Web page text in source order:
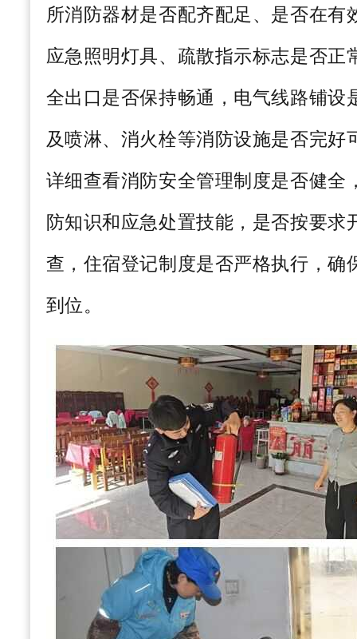
所消防器材是否配齐配足、是否在有
应急照明灯具、疏散指示标志是否正
全出口是否保持畅通，电气线路铺设
及喷淋、消火栓等消防设施是否完好
详细查看消防安全管理制度是否健全
防知识和应急处置技能，是否按要求
查，住宿登记制度是否严格执行，确
到位。